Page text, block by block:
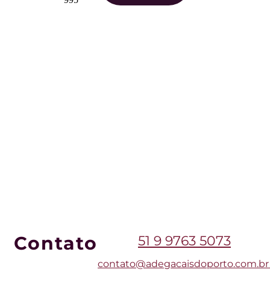
Contato 51 9 9763 5073
contato@adegacaisdoporto.com